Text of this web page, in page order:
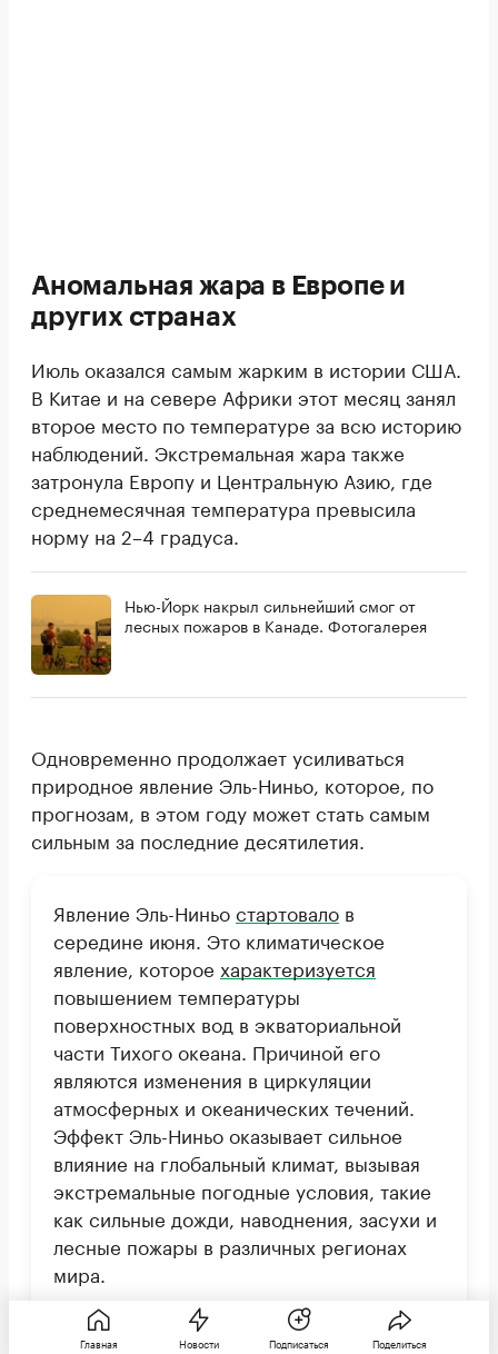
Аномальная жара в Европе и
других странах
Июль оказался самым жарким в истории США.
В Китае и на севере Африки этот месяц занял
второе место по температуре за всю историю
наблюдений. Экстремальная жара также
затронула Европу и Центральную Азию, где
среднемесячная температура превысила
норму на 2–4 градуса.
Нью-Йорк накрыл сильнейший смог от
лесных пожаров в Канаде. Фотогалерея
Одновременно продолжает усиливаться
природное явление Эль-Ниньо, которое, по
прогнозам, в этом году может стать самым
сильным за последние десятилетия.
Явление Эль-Ниньостартовало в
середине июня. Это климатическое
явление, которое характеризуется
повышением температуры
поверхностных вод в экваториальной
части Тихого океана. Причиной его
являются изменения в циркуляции
атмосферных и океанических течений.
Эффект Эль-Ниньо оказывает сильное
влияние на глобальный климат, вызывая
экстремальные погодные условия, такие
как сильные дожди, наводнения, засухи и
лесные пожары в различных регионах
мира.
Эль-Ниньо может длиться от нескольких
Главная Новости Подписаться Поделиться